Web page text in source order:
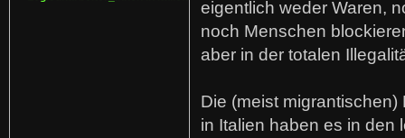
eigentlich weder Waren,
noch Menschen
aber in der totalen
Die (meist
in Italien haben es in den